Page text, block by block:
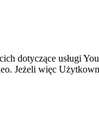
dotyczące usługi
Jeżeli więc